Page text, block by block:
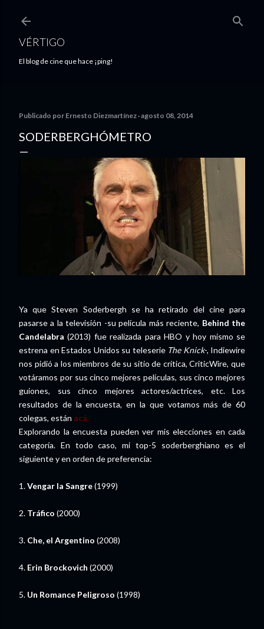
VÉRTIGO
El blog de cine que hace ¡ping!
Publicado por Ernesto Diezmartínez agosto 08, 2014
SODERBERGHÓMETRO
Ya que Steven Soderbergh se ha retirado del cine para
pasarse a la televisión -su película más reciente, Behind the
Candelabra (2013) fue realizada para HBO y hoy mismo se
estrena en Estados Unidos su teleserie The Knick-, Indiewire
nos pidió a los miembros de su sitio de crítica, CriticWire, que
votáramos por sus cinco mejores películas, sus cinco mejores
guiones, sus cinco mejores actores/actrices, etc. Los
resultados de la encuesta, en la que votamos más de 60
colegas, están acá.
Explorando la encuesta pueden ver mis elecciones en cada
categoría. En todo caso, mi top-5 soderberghiano es el
siguiente y en orden de preferencia:
1.Vengar la Sangre(1999)
2. Tráfico (2000)
3. Che, el Argentino (2008)
4. Erin Brockovich (2000)
5. Un Romance Peligroso (1998)